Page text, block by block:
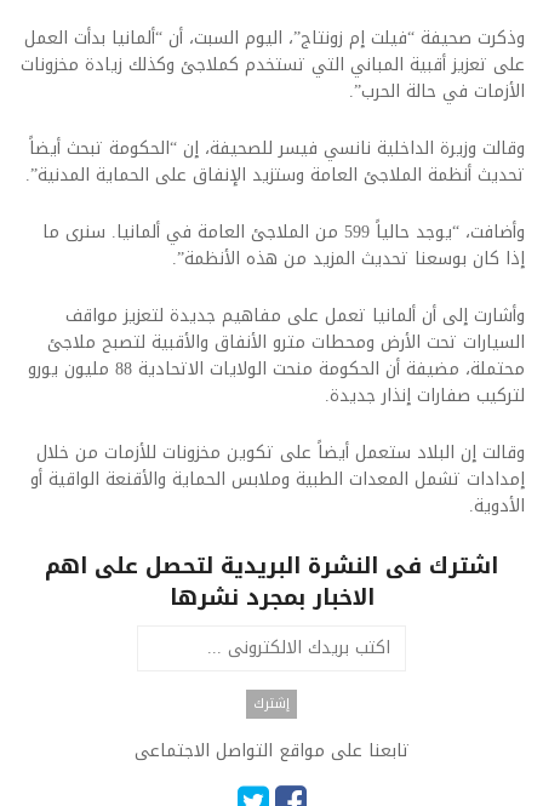
وذكرت صحيفة “فيلت إم زونتاج”، اليوم السبت، أن “ألمانيا بدأت العمل
على تعزيز أقبية المباني التي تستخدم كملاجئ وكذلك زيادة مخزونات
الأزمات في حالة الحرب”.
وقالت وزيرة الداخلية نانسي فيسر للصحيفة، إن “الحكومة تبحث أيضاً
تحديث أنظمة الملاجئ العامة وستزيد الإنفاق على الحماية المدنية”.
وأضافت، “يوجد حالياً 599 من الملاجئ العامة في ألمانيا. سنرى ما
إذا كان بوسعنا تحديث المزيد من هذه الأنظمة”.
وأشارت إلى أن ألمانيا تعمل على مفاهيم جديدة لتعزيز مواقف
السيارات تحت الأرض ومحطات مترو الأنفاق والأقبية لتصبح ملاجئ
محتملة، مضيفة أن الحكومة منحت الولايات الاتحادية 88 مليون يورو
لتركيب صفارات إنذار جديدة.
وقالت إن البلاد ستعمل أيضاً على تكوين مخزونات للأزمات من خلال
إمدادات تشمل المعدات الطبية وملابس الحماية والأقنعة الواقية أو
الأدوية.​
اشترك فى النشرة البريدية لتحصل على اهم
الاخبار بمجرد نشرها
تابعنا على مواقع التواصل الاجتماعى